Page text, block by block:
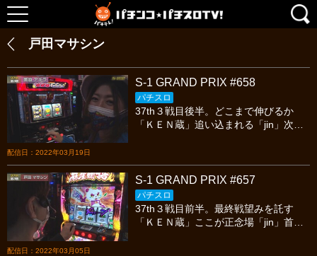
戸田マサシン
配信日：2022年03月19日
S-1 GRAND PRIX #658
パチスロ
37th３戦目後半。どこまで伸びるか
「ＫＥＮ蔵」追い込まれる「jin」次季
し厳禁!
配信日：2022年03月05日
S-1 GRAND PRIX #657
パチスロ
37th３戦目前半。最終戦望みを託す
「ＫＥＮ蔵」ここが正念場「jin」首位